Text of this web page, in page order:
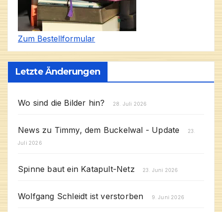
Zum Bestellformular
Letzte Änderungen
Wo sind die Bilder hin? 28. Juli 2026
News zu Timmy, dem Buckelwal - Update
23.
Juli 2026
Spinne baut ein Katapult-Netz 23. Juni 2026
Wolfgang Schleidt ist verstorben 9. Juni 2026